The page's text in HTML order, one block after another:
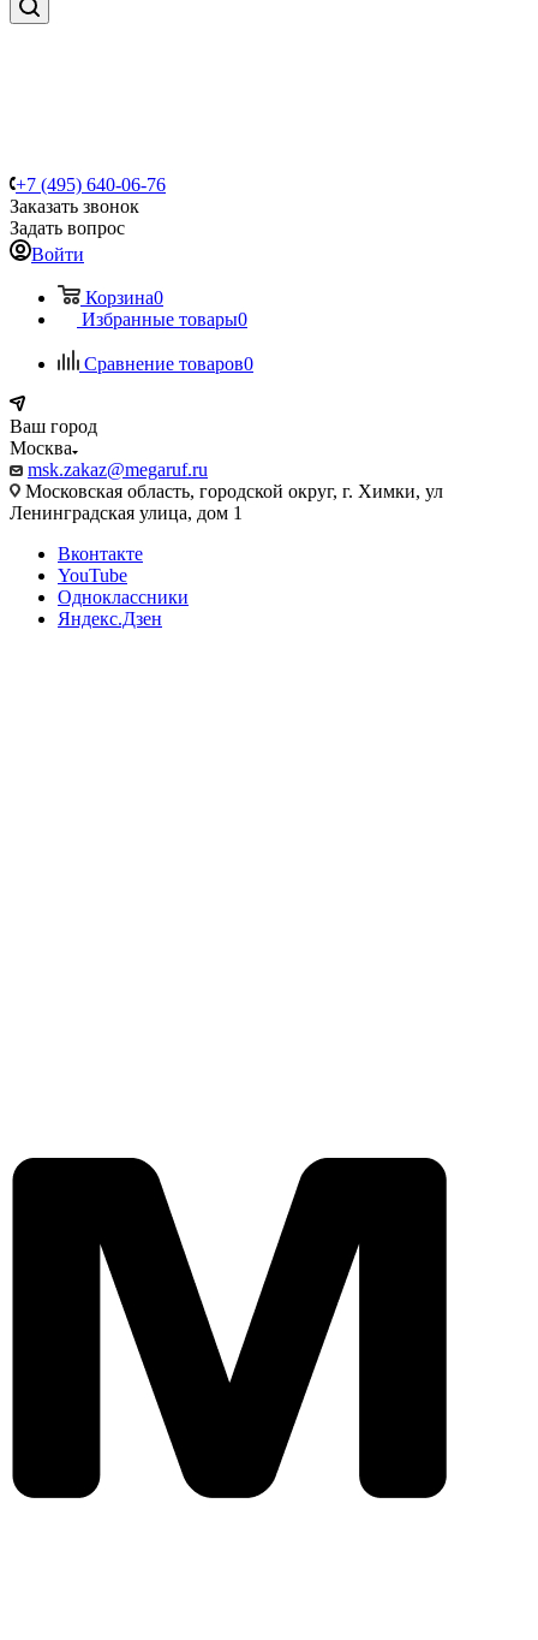
+7 (495) 640-06-76
Заказать звонок
Задать вопрос
Войти
Корзина0
Избранные товары0
Сравнение товаров0
Ваш город
Москва
msk.zakaz@megaruf.ru
Московская область, городской округ, г. Химки, ул
Ленинградская улица, дом 1
Вконтакте
YouTube
Одноклассники
Яндекс.Дзен